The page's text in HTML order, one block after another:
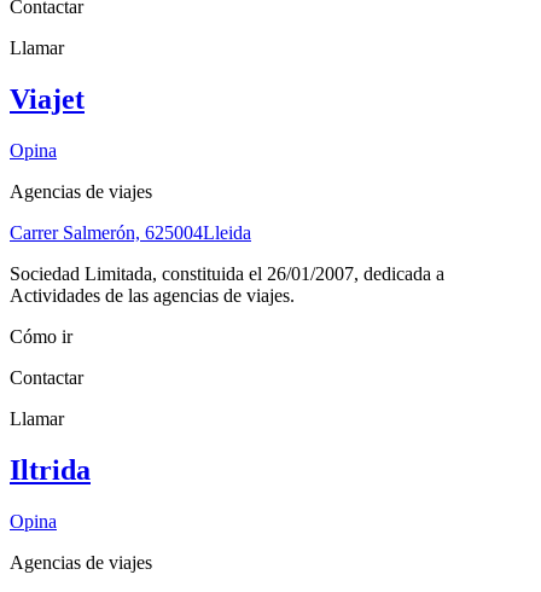
Contactar
Llamar
Viajet
Opina
Agencias de viajes
Carrer Salmerón, 625004Lleida
Sociedad Limitada, constituida el 26/01/2007, dedicada a
Actividades de las agencias de viajes.
Cómo ir
Contactar
Llamar
Iltrida
Opina
Agencias de viajes